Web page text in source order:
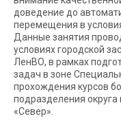
доведение до
перемещения в
Данные занятия
условиях городской
ЛенВО, в рамках
задач в зоне
прохождения курсов
подразделения округа
«Север».